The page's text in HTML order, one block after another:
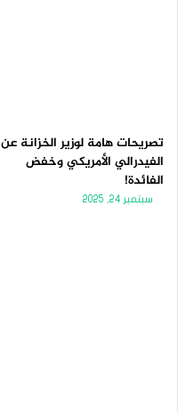
تصريحات هامة لوزير الخزانة عن
الفيدرالي الأمريكي وخفض
الفائدة!
سبتمبر 24, 2025